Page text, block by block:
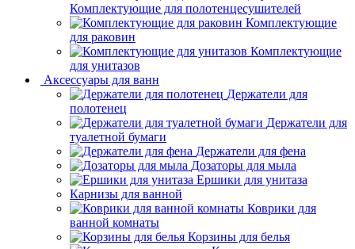
Комплектующие для полотенцесушителей
Комплектующие
для раковин
Комплектующие
для унитазов
Аксессуары для ванн
Держатели для
полотенец
Держатели для
туалетной бумаги
Держатели для фена
Дозаторы для мыла
Ершики для унитаза
Карнизы для ванной
Коврики для
ванной комнаты
Корзины для белья